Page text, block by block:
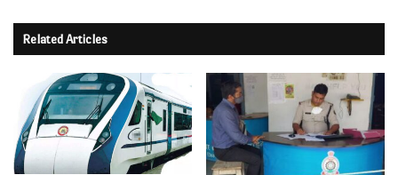
Related Articles